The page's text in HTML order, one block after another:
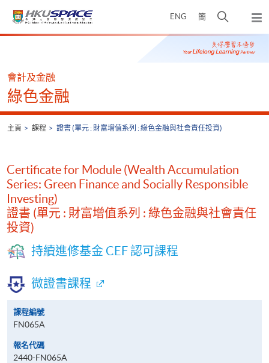
ENG 簡
開
搜
尋
彈
出
主
Main
會計及金融
綠色金融
主頁 課程 證書 (單元 : 財富增值系列 : 綠色金融與社會責任投資)
Certificate for Module (Wealth Accumulation
Series: Green Finance and Socially Responsible
Investing)
證書 (單元 : 財富增值系列 : 綠色金融與社會責任
投資)
持續進修基金 CEF 認可課程
微證書課程
課程編號
FN065A
報名代碼
2440-FN065A